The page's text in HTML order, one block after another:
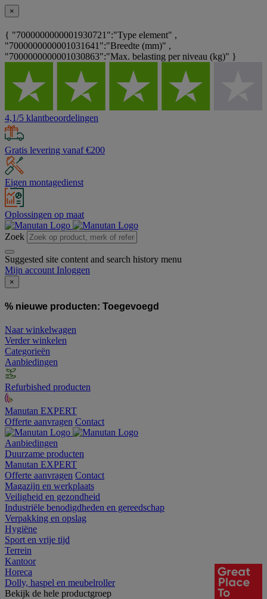
×
{ "7000000000001930721":"Type element" ,
"7000000000001031641":"Breedte (mm)" ,
"7000000000001030863":"Max. belasting per niveau (kg)" }
4,1/5 klantbeoordelingen
Gratis levering vanaf €200
Eigen montagedienst
Oplossingen op maat
Zoek
Suggested site content and search history menu
Mijn account Inloggen
×
% nieuwe producten: Toegevoegd
Naar winkelwagen
Verder winkelen
Categorieën
Aanbiedingen
Refurbished producten
Manutan EXPERT
Offerte aanvragen Contact
Aanbiedingen
Duurzame producten
Manutan EXPERT
Offerte aanvragen Contact
Magazijn en werkplaats
Veiligheid en gezondheid
Industriële benodigdheden en gereedschap
Verpakking en opslag
Hygiëne
Sport en vrije tijd
Terrein
Kantoor
Horeca
Dolly, haspel en meubelroller
Bekijk de hele productgroep